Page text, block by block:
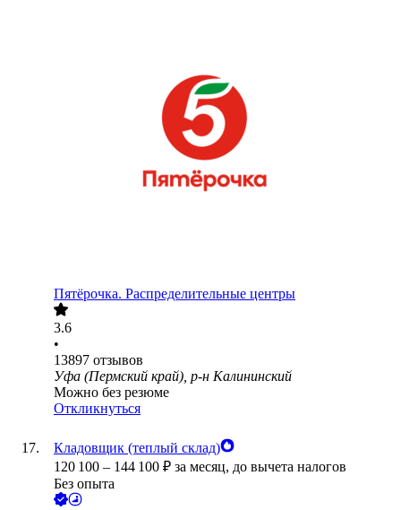
Пятёрочка. Распределительные центры
3.6
•
13897 отзывов
Уфа (Пермский край), р-н Калининский
Можно без резюме
Откликнуться
Кладовщик (теплый склад)
120 100 – 144 100 ₽ за месяц, до вычета налогов
Без опыта